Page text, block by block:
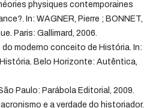
physiques contemporaines
In: WAGNER, Pierre ; BONNET,
Paris: Gallimard, 2006.
moderno conceito de História. In:
Belo Horizonte: Autêntica,
Paulo: Parábola Editorial, 2009.
e a verdade do historiador.